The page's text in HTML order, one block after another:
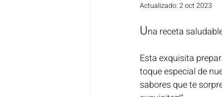
Actualizado:2 oct 2023
Una receta
Esta exquisita
toque especial de
sabores que te